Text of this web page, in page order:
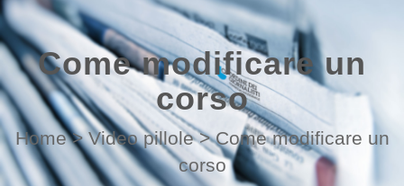
Accesso
Come modificare un
corso
Home > Video pillole > Come modificare un
corso